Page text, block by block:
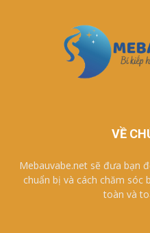
VỀ
Mebauvabe.net sẽ đưa bạn
chuẩn bị và cách chăm sóc
toàn và